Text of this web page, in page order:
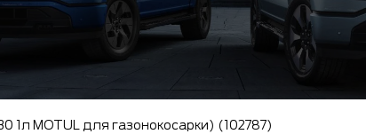
1л MOTUL для газонокосарки) (102787)